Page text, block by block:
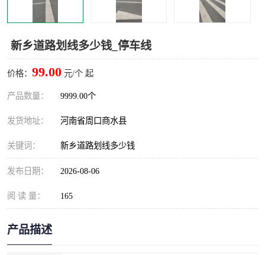
新乡道路划线多少钱_停车线
价格： 99.00 元/个 起
产品数量： 9999.00个
发货地址： 河南省周口商水县
关键词： 新乡道路划线多少钱
发布日期： 2026-08-06
阅 读 量： 165
产品描述